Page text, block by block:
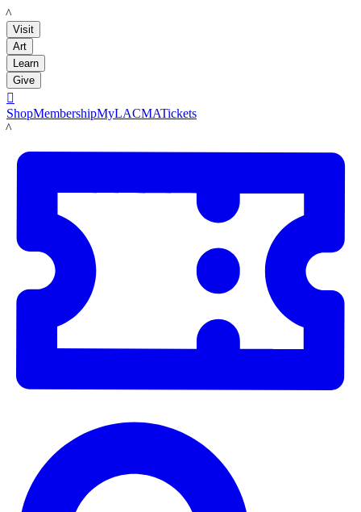
LACMA
Visit
Art
Learn
Give

ShopMembershipMyLACMATickets
LACMA